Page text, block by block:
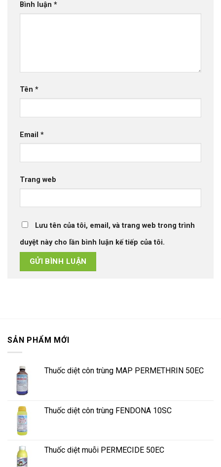
Bình luận *
Tên *
Email *
Trang web
Lưu tên của tôi, email, và trang web trong trình
duyệt này cho lần bình luận kế tiếp của tôi.
SẢN PHẨM MỚI
Thuốc diệt côn trùng MAP PERMETHRIN 50EC
Thuốc diệt côn trùng FENDONA 10SC
Thuốc diệt muỗi PERMECIDE 50EC